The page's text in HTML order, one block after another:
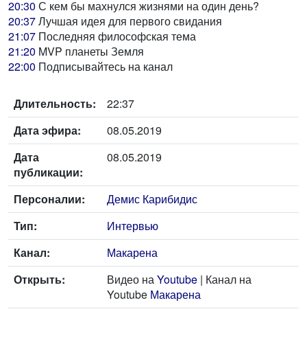
20:30 С кем бы махнулся жизнями на один день?
20:37Лучшая идея для первого свидания
21:07 Последняя философская тема
21:20 MVP планеты Земля
22:00 Подписывайтесь на канал
Длительность:
22:37
Дата эфира:
08.05.2019
Дата
публикации:
08.05.2019
Персоналии:
Демис Карибидис
Тип:
Интервью
Канал:
Макарена
Открыть:
Видео наYoutube | Канал на
Youtube Макарена